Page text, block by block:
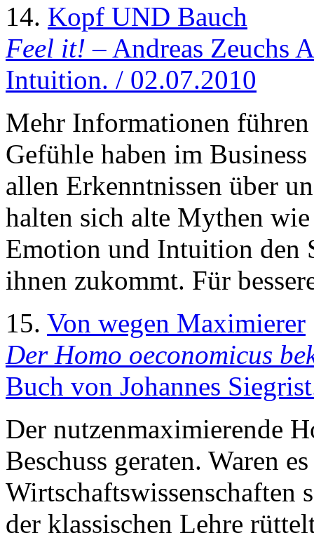
14. Kopf UND Bauch
Feel it! – Andreas Zeuchs
Intuition. / 02.07.2010
Mehr Informationen führen
Gefühle haben im
allen Erkenntnissen über
halten sich alte Mythen
Emotion und Intuition den
ihnen zukommt. Für
15. Von wegen Maximierer
Der Homo oeconomicus
Buch von Johannes
Der nutzenmaximierende
Beschuss geraten. Waren
Wirtschaftswissenschaften
der klassischen Lehre